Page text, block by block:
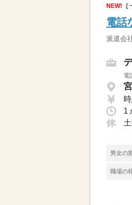
NEW! [
電話
派遣会
電
1
男女の
職場の